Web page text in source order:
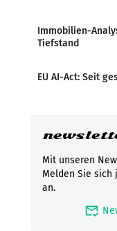
Immobilien-
Tiefstand
EU AI-Act: Seit
Mit unseren
Melden Sie
an.
mark_email_read